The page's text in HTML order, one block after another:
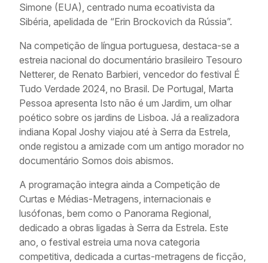
Simone (EUA), centrado numa ecoativista da
Sibéria, apelidada de “Erin Brockovich da Rússia”.
Na competição de língua portuguesa, destaca-se a
estreia nacional do documentário brasileiro Tesouro
Netterer, de Renato Barbieri, vencedor do festival É
Tudo Verdade 2024, no Brasil. De Portugal, Marta
Pessoa apresenta Isto não é um Jardim, um olhar
poético sobre os jardins de Lisboa. Já a realizadora
indiana Kopal Joshy viajou até à Serra da Estrela,
onde registou a amizade com um antigo morador no
documentário Somos dois abismos.
A programação integra ainda a Competição de
Curtas e Médias-Metragens, internacionais e
lusófonas, bem como o Panorama Regional,
dedicado a obras ligadas à Serra da Estrela. Este
ano, o festival estreia uma nova categoria
competitiva, dedicada a curtas-metragens de ficção,